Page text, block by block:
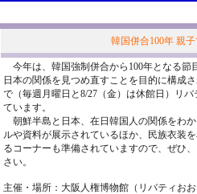
韓国併合100年 親
今年は、韓国強制併合から100年となる節
日本の関係を見つめ直すことを目的に構成
で（毎週月曜日と8/27（金）は休館日）リ
ています。
朝鮮半島と日本、在日韓国人の関係をわ
ルや資料が展示されているほか、民族衣装
るコーナーも準備されていますので、ぜひ
さい。
主催・場所：大阪人権博物館（リバティおお